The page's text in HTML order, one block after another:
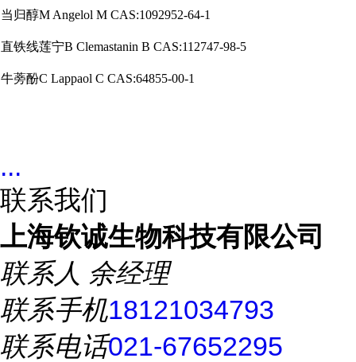
当归醇M Angelol M CAS:1092952-64-1
直铁线莲宁B Clemastanin B CAS:112747-98-5
牛蒡酚C Lappaol C CAS:64855-00-1
...
联系我们
上海钦诚生物科技有限公司
联系人 余经理
联系手机18121034793
联系电话021-67652295